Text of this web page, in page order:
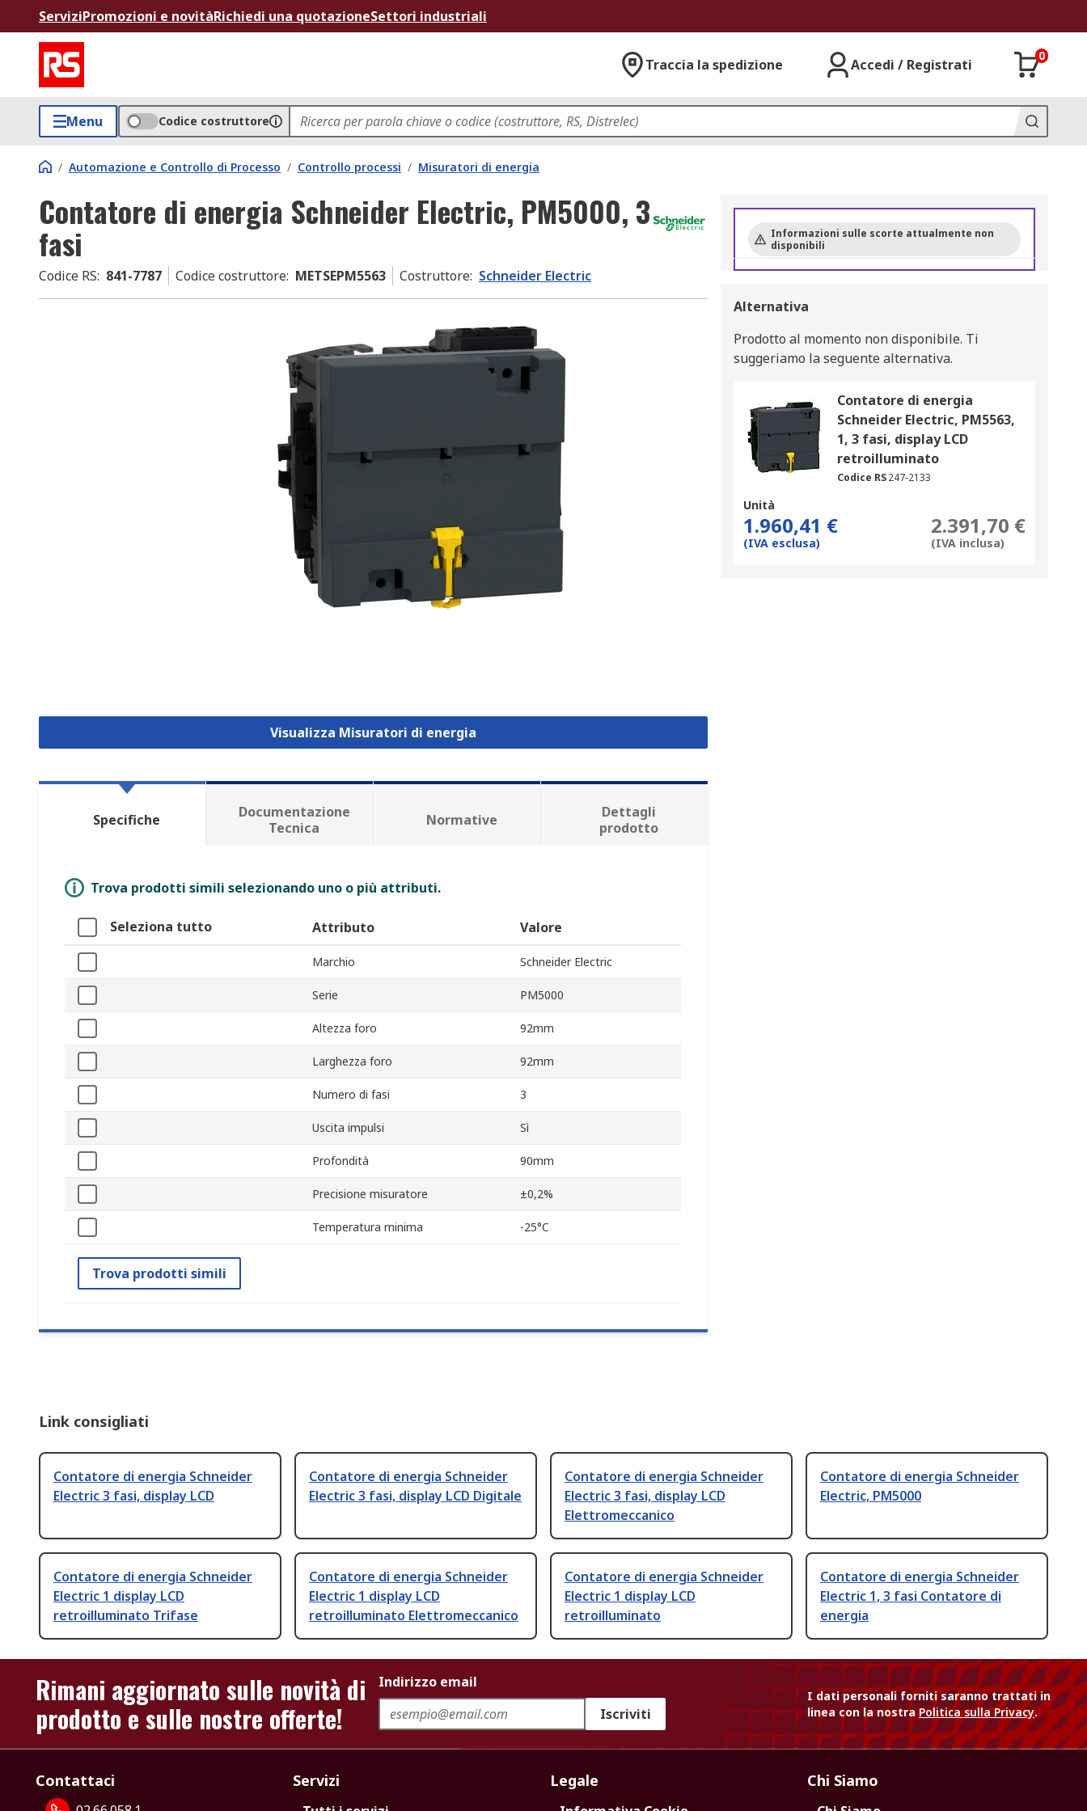
ServiziPromozioni e novitàRichiedi una quotazioneSettori industriali
Traccia la spedizione Accedi / Registrati
0
Menu Codice costruttore
/ Automazione e Controllo di Processo / Controllo processi / Misuratori di energia
Contatore di energia Schneider Electric, PM5000, 3
fasi
Codice RS: 841-7787 Codice costruttore: METSEPM5563 Costruttore: Schneider Electric
Visualizza Misuratori di energia
Informazioni sulle scorte attualmente non
disponibili
Alternativa
Prodotto al momento non disponibile. Ti
suggeriamo la seguente alternativa.
Contatore di energia
Schneider Electric, PM5563,
1, 3 fasi, display LCD
retroilluminato
Codice RS247-2133
Unità
1.960,41 €
(IVA esclusa)
2.391,70 €
(IVA inclusa)
Specifiche
Documentazione
Tecnica
Normative
Dettagli
prodotto
Trova prodotti simili selezionando uno o più attributi.
Seleziona tutto Attributo Valore
Marchio Schneider Electric
Serie PM5000
Altezza foro 92mm
Larghezza foro 92mm
Numero di fasi 3
Uscita impulsi Sì
Profondità 90mm
Precisione misuratore ±0,2%
Temperatura minima -25°C
Trova prodotti simili
Link consigliati
Contatore di energia Schneider
Electric 3 fasi, display LCD
Contatore di energia Schneider
Electric 3 fasi, display LCD Digitale
Contatore di energia Schneider
Electric 3 fasi, display LCD
Elettromeccanico
Contatore di energia Schneider
Electric, PM5000
Contatore di energia Schneider
Electric 1 display LCD
retroilluminato Trifase
Contatore di energia Schneider
Electric 1 display LCD
retroilluminato Elettromeccanico
Contatore di energia Schneider
Electric 1 display LCD
retroilluminato
Contatore di energia Schneider
Electric 1, 3 fasi Contatore di
energia
Rimani aggiornato sulle novità di
prodotto e sulle nostre offerte!
Indirizzo email
Iscriviti
I dati personali forniti saranno trattati in
linea con la nostraPolitica sulla Privacy.
Contattaci Servizi Legale Chi Siamo